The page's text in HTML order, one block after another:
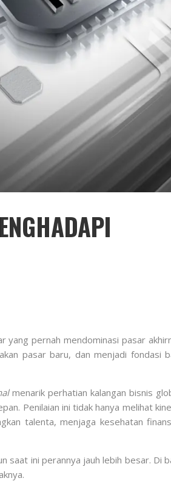
yang pernah mendominasi pasar
pasar baru, dan menjadi fondasi
menarik perhatian kalangan bisnis
Penilaian ini tidak hanya melihat
talenta, menjaga kesehatan
saat ini perannya jauh lebih besar. Di